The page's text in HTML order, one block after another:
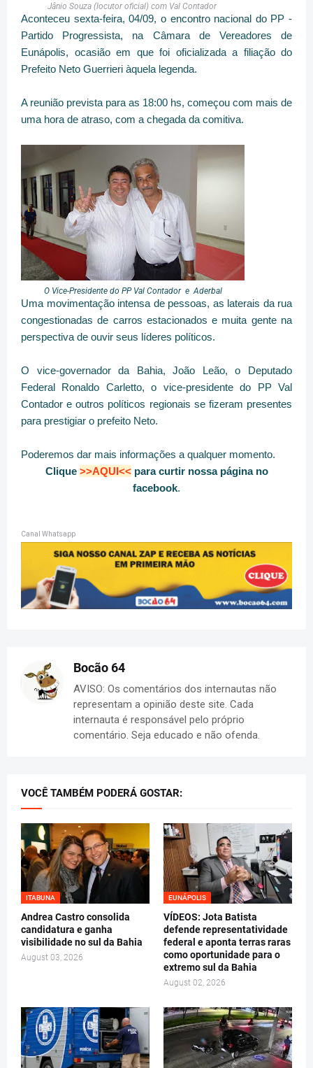
Jânio Souza (locutor oficial) com Val Contador
Aconteceu sexta-feira, 04/09, o encontro nacional do PP -
Partido Progressista, na Câmara de Vereadores de
Eunápolis, ocasião em que foi oficializada a filiação do
Prefeito Neto Guerrieri àquela legenda.
A reunião prevista para as 18:00 hs, começou com mais de
uma hora de atraso, com a chegada da comitiva.
O Vice-Presidente do PP Val Contador e Aderbal
Uma movimentação intensa de pessoas, as laterais da rua
congestionadas de carros estacionados e muita gente na
perspectiva de ouvir seus líderes políticos.
O vice-governador da Bahia, João Leão, o Deputado
Federal Ronaldo Carletto, o vice-presidente do PP Val
Contador e outros políticos regionais se fizeram presentes
para prestigiar o prefeito Neto.
Poderemos dar mais informações a qualquer momento.
Clique >>AQUI<<para curtir nossa página no
facebook.
Canal Whatsapp
Bocão 64
AVISO: Os comentários dos internautas não
representam a opinião deste site. Cada
internauta é responsável pelo próprio
comentário. Seja educado e não ofenda.
VOCÊ TAMBÉM PODERÁ GOSTAR:
ITABUNA
Andrea Castro consolida
candidatura e ganha
visibilidade no sul da Bahia
August 03, 2026
EUNÁPOLIS
VÍDEOS: Jota Batista
defende representatividade
federal e aponta terras raras
como oportunidade para o
extremo sul da Bahia
August 02, 2026